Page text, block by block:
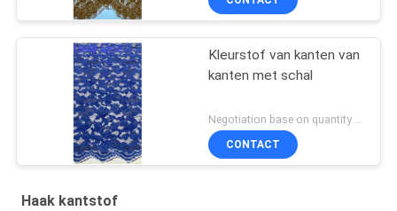
Kleurstof van kanten van
kanten met schal
Negotiation base on quantity MOQ:15y
CONTACT
Haak kantstof